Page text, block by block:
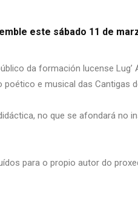
este sábado 11 de
da formación lucense
e musical das Cantigas
no que se afondará no
para o propio autor do